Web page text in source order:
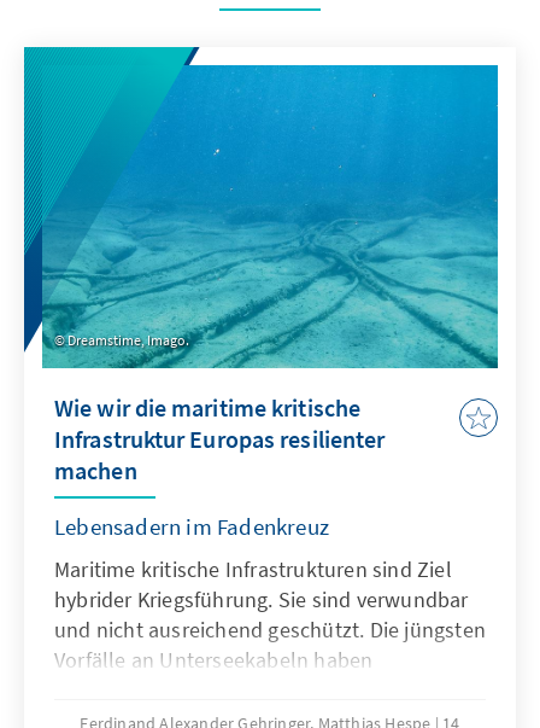
Dreamstime, Imago.
Wie wir die maritime kritische
Infrastruktur Europas resilienter
machen
Lebensadern im Fadenkreuz
Maritime kritische Infrastrukturen sind Ziel
hybrider Kriegsführung. Sie sind verwundbar
und nicht ausreichend geschützt. Die jüngsten
Vorfälle an Unterseekabeln haben
dringenden Handlungsbedarf auf. Doch der